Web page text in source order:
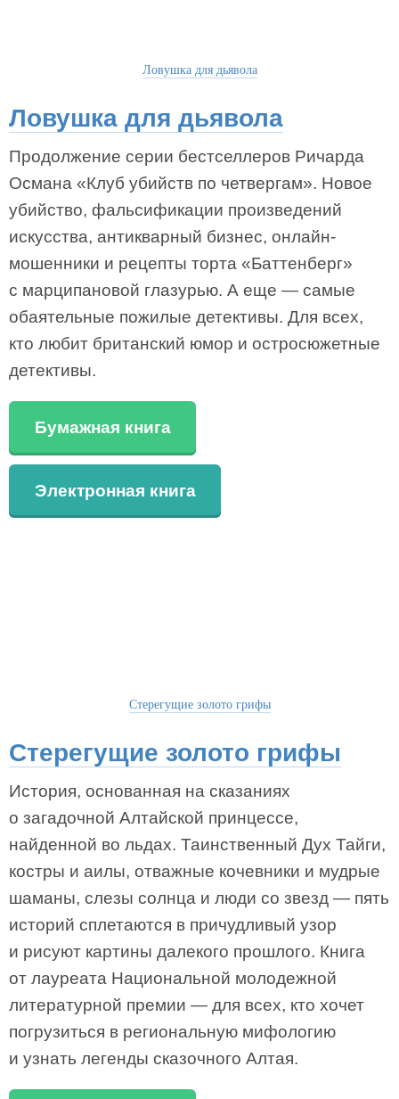
Ловушка для дьявола
Ловушка для дьявола
Продолжение серии бестселлеров Ричарда
Османа «Клуб убийств по четвергам». Новое
убийство, фальсификации произведений
искусства, антикварный бизнес, онлайн-
мошенники и рецепты торта «Баттенберг»
с марципановой глазурью. А еще — самые
обаятельные пожилые детективы. Для всех,
кто любит британский юмор и остросюжетные
детективы.
Бумажная книга
Электронная книга
Стерегущие золото грифы
Стерегущие золото грифы
История, основанная на сказаниях
о загадочной Алтайской принцессе,
найденной во льдах. Таинственный Дух Тайги,
костры и аилы, отважные кочевники и мудрые
шаманы, слезы солнца и люди со звезд — пять
историй сплетаются в причудливый узор
и рисуют картины далекого прошлого. Книга
от лауреата Национальной молодежной
литературной премии — для всех, кто хочет
погрузиться в региональную мифологию
и узнать легенды сказочного Алтая.